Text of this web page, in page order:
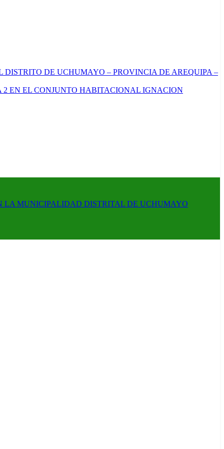
DISTRITO DE UCHUMAYO – PROVINCIA DE AREQUIPA –
EN EL CONJUNTO HABITACIONAL IGNACION
LA MUNICIPALIDAD DISTRITAL DE UCHUMAYO